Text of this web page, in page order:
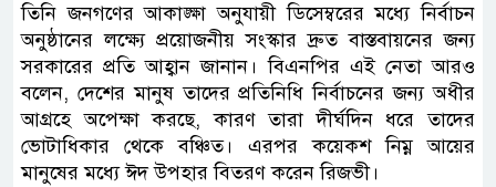
তিনি জনগণের আকাঙ্ক্ষা অনুযায়ী ডিসেম্বরের মধ্যে নির্বাচন
অনুষ্ঠানের লক্ষ্যে প্রয়োজনীয় সংস্কার দ্রুত বাস্তবায়নের জন্য
সরকারের প্রতি আহ্বান জানান। বিএনপির এই নেতা আরও
বলেন, দেশের মানুষ তাদের প্রতিনিধি নির্বাচনের জন্য অধীর
আগ্রহে অপেক্ষা করছে, কারণ তারা দীর্ঘদিন ধরে তাদের
ভোটাধিকার থেকে বঞ্চিত। এরপর কয়েকশ নিম্ন আয়ের
মানুষের মধ্যে ঈদ উপহার বিতরণ করেন রিজভী।